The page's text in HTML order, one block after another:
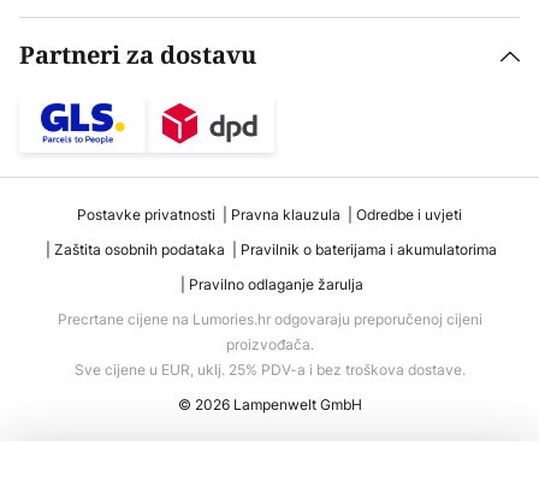
Partneri za dostavu
Postavke privatnosti Pravna klauzula
Odredbe i uvjeti
Zaštita osobnih podataka
Pravilnik o baterijama i akumulatorima
Pravilno odlaganje žarulja
Precrtane cijene na Lumories.hr odgovaraju preporučenoj cijeni
proizvođača.
Sve cijene u EUR, uklj. 25% PDV-a i bez troškova dostave.
© 2026 Lampenwelt GmbH